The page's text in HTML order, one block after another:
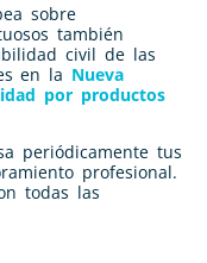
sobre
también
civil de las
en la Nueva
por productos
periódicamente tus
profesional.
todas las